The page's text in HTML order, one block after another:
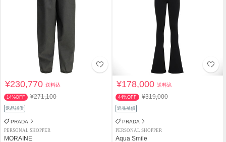
¥230,770送料込
14%OFF ¥271,100
返品補償
PRADA
PERSONAL SHOPPER
MORAINE
¥178,000送料込
44%OFF ¥319,000
返品補償
PRADA
PERSONAL SHOPPER
Aqua Smile